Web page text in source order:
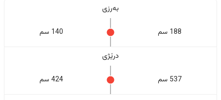
بەرزی
188 سم 140 سم
درێژی
537 سم 424 سم